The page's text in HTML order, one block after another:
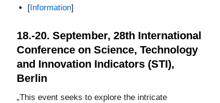
[Information]
18.-20. September, 28th International
Conference on Science, Technology
and Innovation Indicators (STI),
Berlin
„This event seeks to explore the intricate